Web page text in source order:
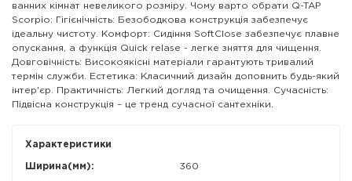
ванних кімнат невеликого розміру. Чому варто обрати Q-TAP
Scorpio: Гігієнічність: Безободкова конструкція забезпечує
ідеальну чистоту. Комфорт: Сидіння SoftClose забезпечує плавне
опускання, а функція Quick relase - легке зняття для чищення.
Довговічність: Високоякісні матеріали гарантують тривалий
термін служби. Естетика: Класичний дизайн доповнить будь-який
інтер'єр. Практичність: Легкий догляд та очищення. Сучасність:
Підвісна конструкція – це тренд сучасної сантехніки.
Характеристики
Ширина(мм): 360